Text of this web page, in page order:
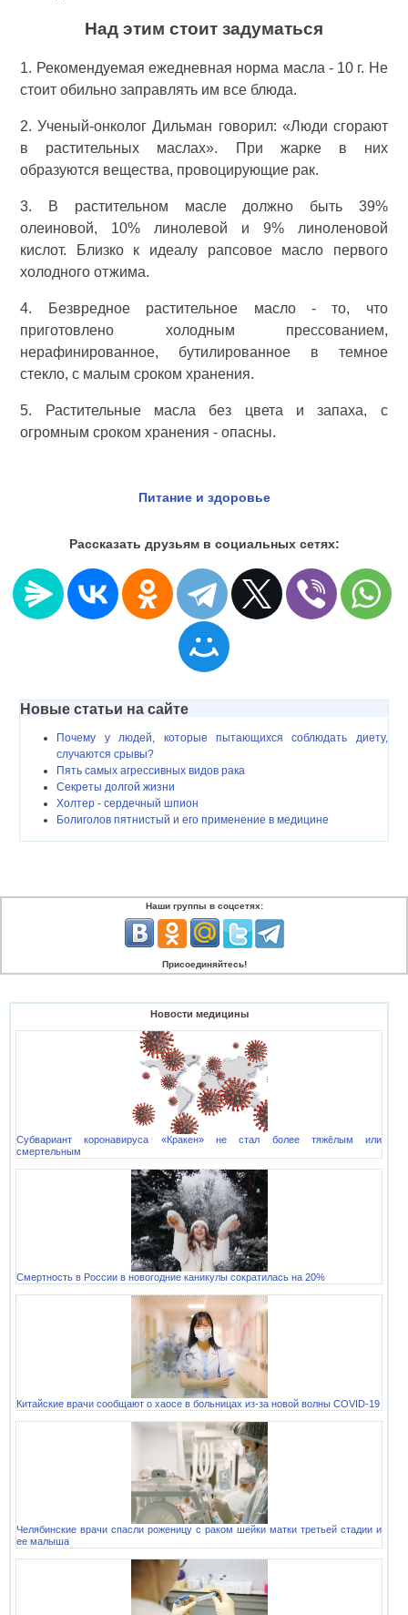
Над этим стоит задуматься
1. Рекомендуемая ежедневная норма масла - 10 г. Не
стоит обильно заправлять им все блюда.
2. Ученый-онколог Дильман говорил: «Люди сгорают
в растительных маслах». При жарке в них
образуются вещества, провоцирующие рак.
3. В растительном масле должно быть 39%
олеиновой, 10% линолевой и 9% линоленовой
кислот. Близко к идеалу рапсовое масло первого
холодного отжима.
4. Безвредное растительное масло - то, что
приготовлено холодным прессованием,
нерафинированное, бутилированное в темное
стекло, с малым сроком хранения.
5. Растительные масла без цвета и запаха, с
огромным сроком хранения - опасны.
Питание и здоровье
Рассказать друзьям в социальных сетях:
Новые статьи на сайте
Почему у людей, которые пытающихся соблюдать диету,
случаются срывы?
Пять самых агрессивных видов рака
Секреты долгой жизни
Холтер - сердечный шпион
Болиголов пятнистый и его применение в медицине
Наши группы в соцсетях:
Присоединяйтесь!
Новости медицины
Субвариант коронавируса «Кракен» не стал более тяжёлым или
смертельным
Смертность в России в новогодние каникулы сократилась на 20%
Китайские врачи сообщают о хаосе в больницах из-за новой волны COVID-19
Челябинские врачи спасли роженицу с раком шейки матки третьей стадии и
ее малыша